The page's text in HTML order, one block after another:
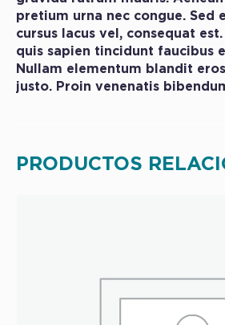
pretium urna nec congue. Sed
cursus lacus vel, consequat
quis sapien tincidunt faucibus
Nullam elementum blandit
justo. Proin venenatis
PRODUCTOS